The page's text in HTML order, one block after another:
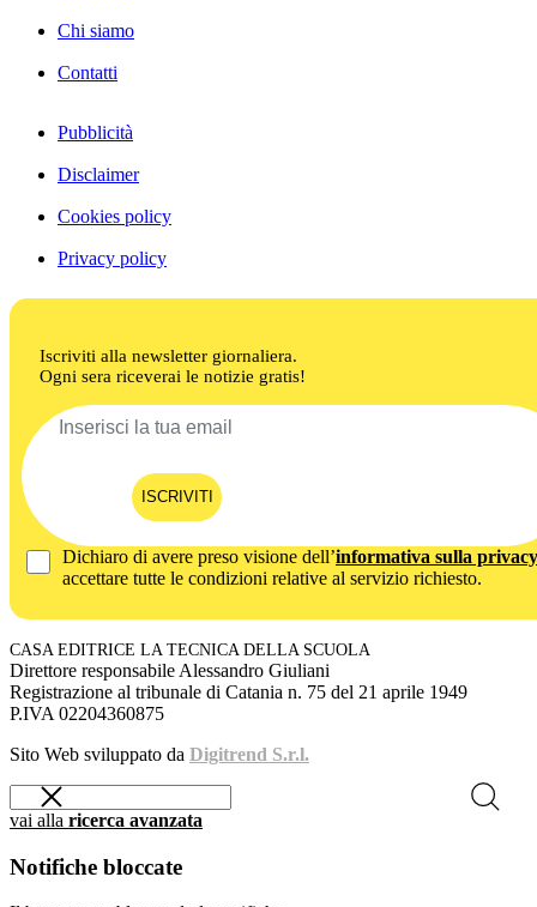
Chi siamo
Contatti
Pubblicità
Disclaimer
Cookies policy
Privacy policy
Iscriviti alla newsletter giornaliera.
Ogni sera riceverai le notizie gratis!
ISCRIVITI
Dichiaro di avere preso visione dell’informativa sulla privacy
accettare tutte le condizioni relative al servizio richiesto.
CASA EDITRICE LA TECNICA DELLA SCUOLA
Direttore responsabile Alessandro Giuliani
Registrazione al tribunale di Catania n. 75 del 21 aprile 1949
P.IVA 02204360875
Sito Web sviluppato da Digitrend S.r.l.
vai alla ricerca avanzata
Notifiche bloccate